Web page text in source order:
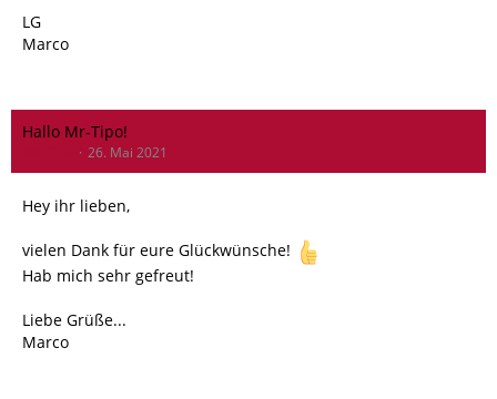
LG
Marco
Hallo Mr-Tipo!
26. Mai 2021
Hey ihr lieben,
vielen Dank für eure Glückwünsche!
Hab mich sehr gefreut!
Liebe Grüße...
Marco